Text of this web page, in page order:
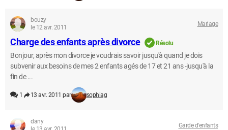
bouzy
le 12 avr. 2011
Mariage
Charge des enfants après divorce Résolu
Bonjour, après mon divorce je voudrais savoir jusqu'à quand je dois
subvenir aux besoins de mes 2 enfants agés de 17 et 21 ans -jusqu'à la
fin de ...
1 13 avr. 2011 par sophiag
dany
Garde d'enfants